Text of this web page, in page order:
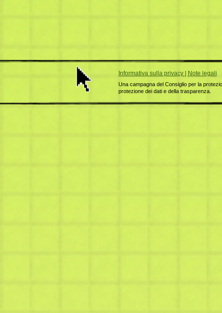
Informativa sulla privacy Note legali
Una campagna del Consiglio per la
protezione dei dati e della trasparenza.